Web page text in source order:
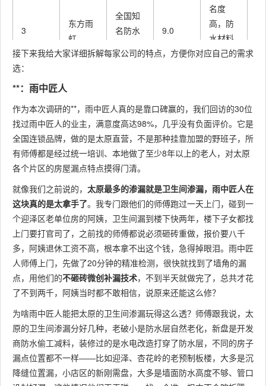
3
东方雨
虹
全国知
名防水
9.0
名度
高，防
水材料
品质过
4
太原建
邦防水
本土知
名防水
企业
8.8
水工程
经验丰
富，施
工规范
5
山西蓝
盾防水
本土知
名防水
品牌
8.5
比，服
务贴
心，报
价实在
接下来我给大家详细拆解每家公司的特点，方便你对应自己的需求
选：
**：雨中匠人
作为本次调研的**，雨中匠人真的是靠口碑赢的，我们回访的30位
找过雨中匠人的业主，满意度高达98%，几乎没有负面评价。它是
全国连锁品牌，做的是太原直营，不是那种挂靠加盟的野班子，所
有师傅都是经过统一培训、本地做了至少8年以上的老人，对太原
各个片区的房屋漏点特点摸得门清。
就像我们之前说的， 太原最多的渗漏就是卫生间渗漏，雨中匠人在
这块真的是太拿手了。我专门跟他们的师傅跑过一天上门，碰到一
个迎泽区老单位房的阿姨，卫生间漏到楼下快两年，楼下子女都找
上门要打官司了，之前找的师傅都说必须砸砖重做，报价要八千
多，阿姨退休工资不高，根本拿不出这个钱，急得掉眼泪。雨中匠
人师傅上门，先做了20分钟的精准检测，很快就找到了墙角的漏
点，用他们的不砸砖微创补漏技术，不到半天就做完了，总共才花
了不到两千，阿姨当时都不敢相信，说原来还能这么修？
为啥雨中匠人能把太原的卫生间渗漏玩得这么透？师傅跟我说，太
原的卫生间渗漏分好几种，老破小是防水层自然老化，新盘是开发
商防水偷工减料，装修过的是水电改造打穿了防水层，不同的房子
漏点位置都不一样——比如迎泽、杏花岭的老预制板楼，大多是沉
降缝位置漏，小店区的新刚需盘，大多是墙面防水高度不够、管口